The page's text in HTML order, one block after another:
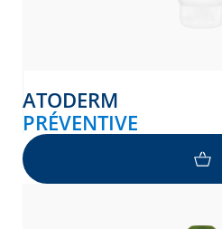
ATODERM
PRÉVENTIVE